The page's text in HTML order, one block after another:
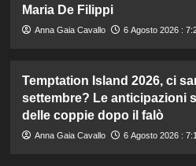
Maria De Filippi
Anna Gaia Cavallo 6 Agosto 2026 :
Temptation Island 2026, ci
settembre? Le anticipazioni
delle coppie dopo il falò
Anna Gaia Cavallo 6 Agosto 2026 :